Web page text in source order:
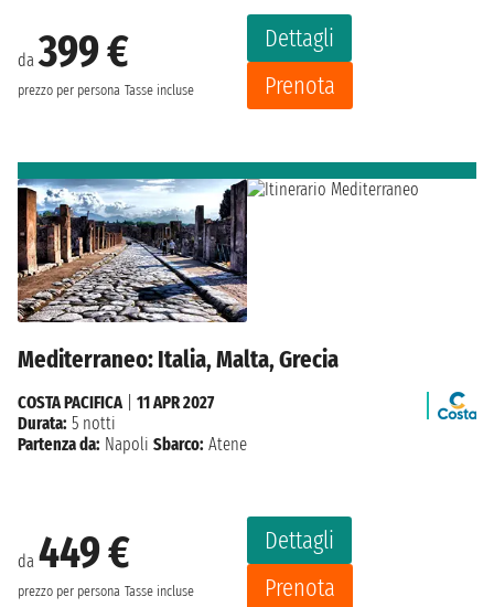
da399 €
prezzo per persona Tasse incluse
Dettagli
Prenota
Mediterraneo: Italia, Malta, Grecia
da 449 €
prezzo per persona Tasse incluse
Dettagli
Prenota
COSTA PACIFICA| 11 APR 2027
Durata: 5 notti
Partenza da: Napoli Sbarco: Atene